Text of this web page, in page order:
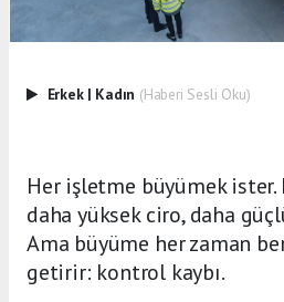
Erkek | Kadın (Haberi Sesli Oku)
Her işletme büyümek
daha yüksek ciro, daha
Ama büyüme her zaman
getirir: kontrol kaybı.